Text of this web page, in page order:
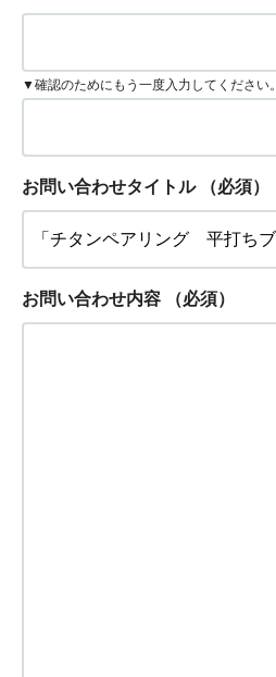
▼確認のためにもう一度入力してください。
お問い合わせタイトル （必須）
お問い合わせ内容 （必須）